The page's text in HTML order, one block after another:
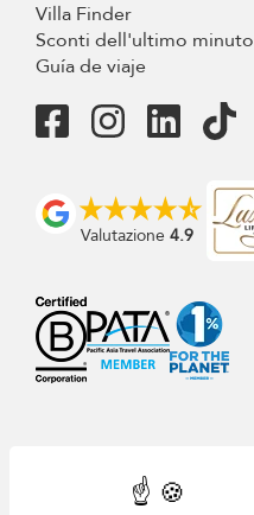
Villa Finder
Sconti dell'ultimo minuto
Guía de viaje
Valutazione 4.9